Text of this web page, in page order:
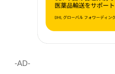
‐AD‐